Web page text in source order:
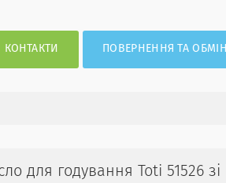
КОНТАКТИ ПОВЕРНЕННЯ ТА ОБМІН
для годування Toti 51526 зі